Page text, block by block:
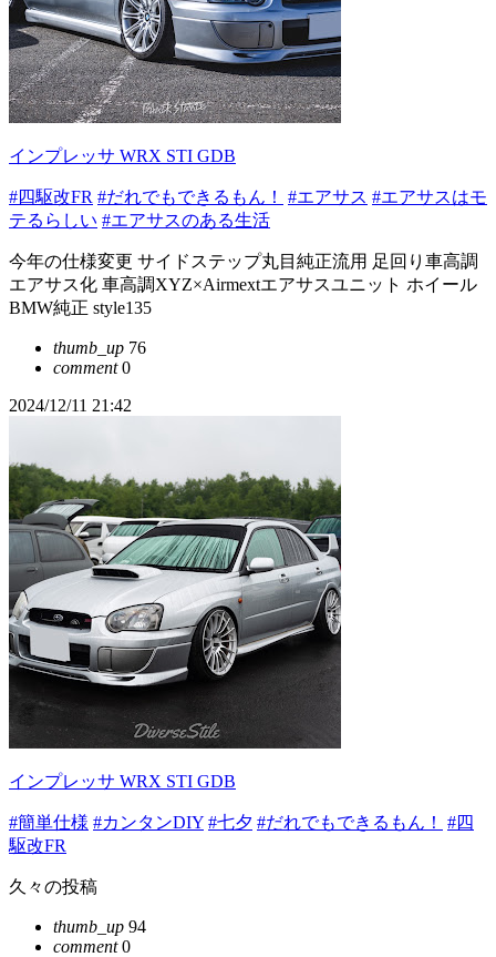
インプレッサ WRX STI GDB
#四駆改FR #だれでもできるもん！ #エアサス #エアサスはモ
テるらしい #エアサスのある生活
今年の仕様変更 サイドステップ丸目純正流用 足回り車高調
エアサス化 車高調XYZ×Airmextエアサスユニット ホイール
BMW純正 style135
thumb_up 76
comment0
2024/12/11 21:42
インプレッサ WRX STI GDB
#簡単仕様 #カンタンDIY #七夕 #だれでもできるもん！
#四
駆改FR
久々の投稿
thumb_up 94
comment0